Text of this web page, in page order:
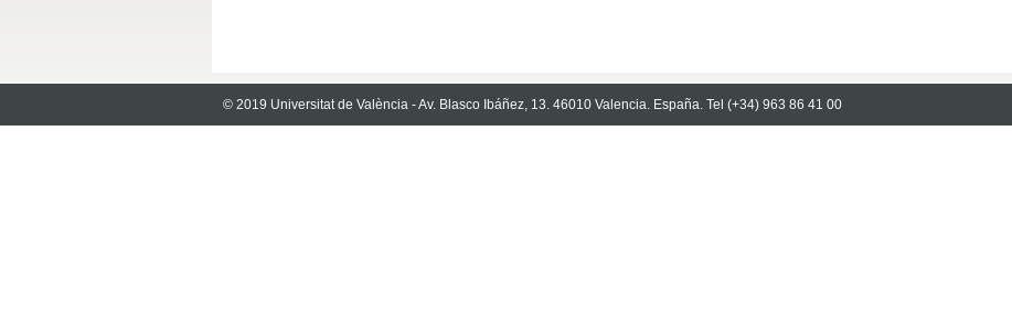
© 2019 Universitat de València - Av. Blasco Ibáñez, 13. 46010 Valencia. España. Tel (+34) 963 86 41 00